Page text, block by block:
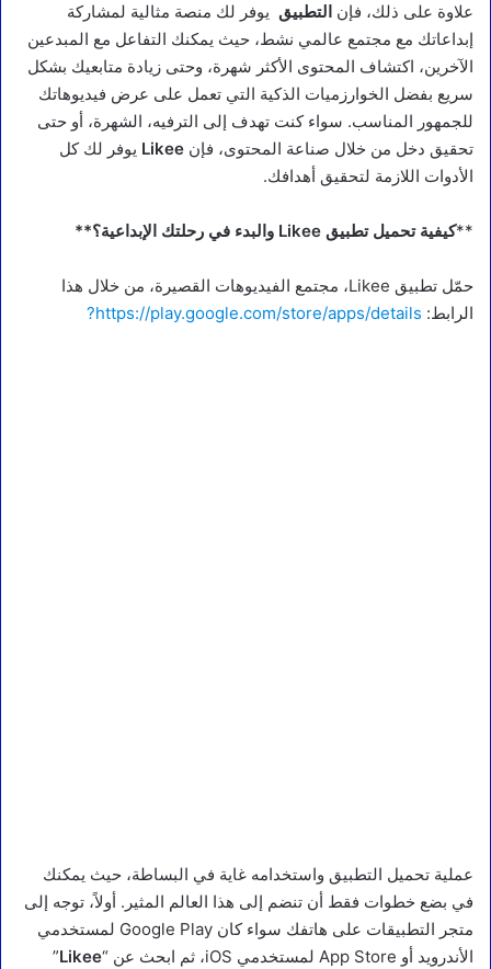
علاوة على ذلك، فإن التطبيق يوفر لك منصة مثالية لمشاركة
إبداعاتك مع مجتمع عالمي نشط، حيث يمكنك التفاعل مع المبدعين
الآخرين، اكتشاف المحتوى الأكثر شهرة، وحتى زيادة متابعيك بشكل
سريع بفضل الخوارزميات الذكية التي تعمل على عرض فيديوهاتك
للجمهور المناسب. سواء كنت تهدف إلى الترفيه، الشهرة، أو حتى
تحقيق دخل من خلال صناعة المحتوى، فإن Likee يوفر لك كل
الأدوات اللازمة لتحقيق أهدافك.
**كيفية تحميل تطبيق Likee والبدء في رحلتك الإبداعية؟**
حمّل تطبيق Likee، مجتمع الفيديوهات القصيرة، من خلال هذا
الرابط: https://play.google.com/store/apps/details?
عملية تحميل التطبيق واستخدامه غاية في البساطة، حيث يمكنك
في بضع خطوات فقط أن تنضم إلى هذا العالم المثير. أولاً، توجه إلى
متجر التطبيقات على هاتفك سواء كان Google Play لمستخدمي
الأندرويد أو App Store لمستخدمي iOS، ثم ابحث عن “
Likee
”